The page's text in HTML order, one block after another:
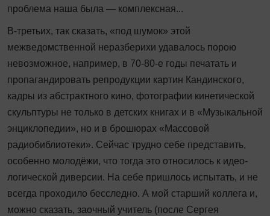
проблема наша была — комплексная...
В-третьих, так сказать, «под шумок» этой
межведомственной неразберихи удавалось порою
невозможное, например, в 70-80-е годы печатать и
пропагандировать репродукции картин Кандинского,
кадры из абстрактного кино, фотографии кинетической
скульптуры не только в детских книгах и в «Музыкальной
энциклопедии», но и в брошюрах «Массовой
радиобиблиотеки». Сейчас трудно себе представить,
особенно молодёжи, что тогда это относилось к идео­
логической диверсии. На себе пришлось испытать, и не
всегда проходило бесследно. А мой старший коллега и,
можно сказать, заочный учитель (после Сергея